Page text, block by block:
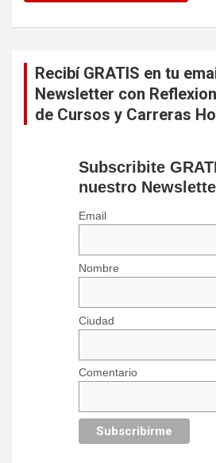
Recibí GRATIS en tu
Newsletter con
de Cursos y Carreras
Subscribite
nuestro
Email
Nombre
Ciudad
Comentario